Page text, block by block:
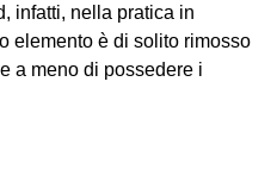
infatti, nella pratica in
elemento è di solito rimosso
a meno di possedere i